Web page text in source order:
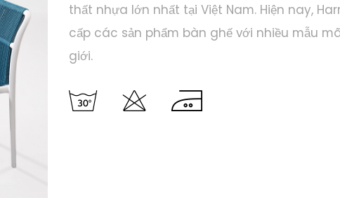
thất nhựa lớn nhất tại Việt Nam. Hiện nay,
cấp các sản phẩm bàn ghế với nhiều mẫu
giới.